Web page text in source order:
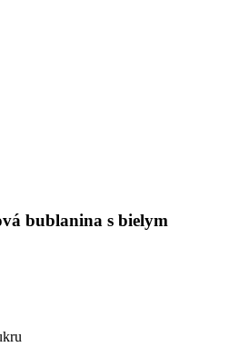
bublanina s bielym